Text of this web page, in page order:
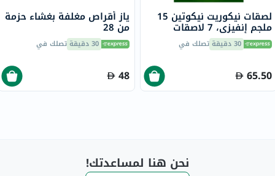
لصقات نيكوريت نيكوتين 15
ملجم إنفيزي، 7 لاصقات
30 دقيقة تصلك في
65.50
ياز أقراص مغلفة بغشاء حزمة
من 28
30 دقيقة تصلك في
48
نحن هنا لمساعدتك!